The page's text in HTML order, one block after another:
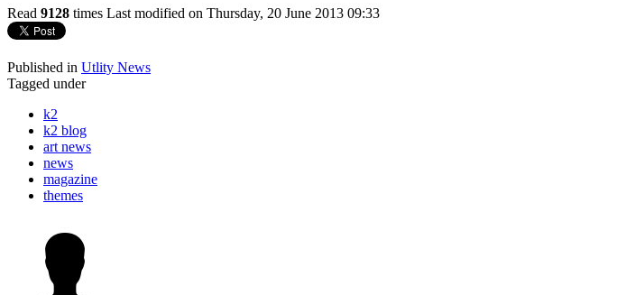
Read 9128 times Last modified on Thursday, 20 June 2013 09:33
Published in Utlity News
Tagged under
k2
k2 blog
art news
news
magazine
themes